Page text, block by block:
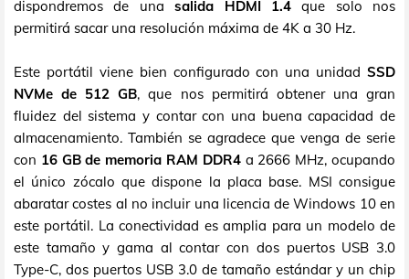
dispondremos de unasalida HDMI 1.4que solo nos
permitirá sacar una resolución máxima de 4K a 30 Hz.
Este portátil viene bien configurado con una unidad SSD
NVMe de 512 GB, que nos permitirá obtener una gran
fluidez del sistema y contar con una buena capacidad de
almacenamiento. También se agradece que venga de serie
con 16 GB de memoria RAM DDR4a 2666 MHz, ocupando
el único zócalo que dispone la placa base. MSI consigue
abaratar costes al no incluir una licencia de Windows 10 en
este portátil. La conectividad es amplia para un modelo de
este tamaño y gama al contar con dos puertos USB 3.0
Type-C, dos puertos USB 3.0 de tamaño estándar y un chip